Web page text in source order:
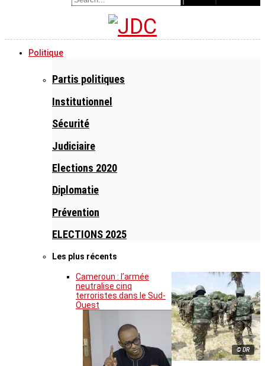
Politique
Partis politiques
Institutionnel
Sécurité
Judiciaire
Elections 2020
Diplomatie
Prévention
ELECTIONS 2025
Les plus récents
© DR
Cameroun : l’armée
neutralise cinq
terroristes dans le Sud-
Ouest